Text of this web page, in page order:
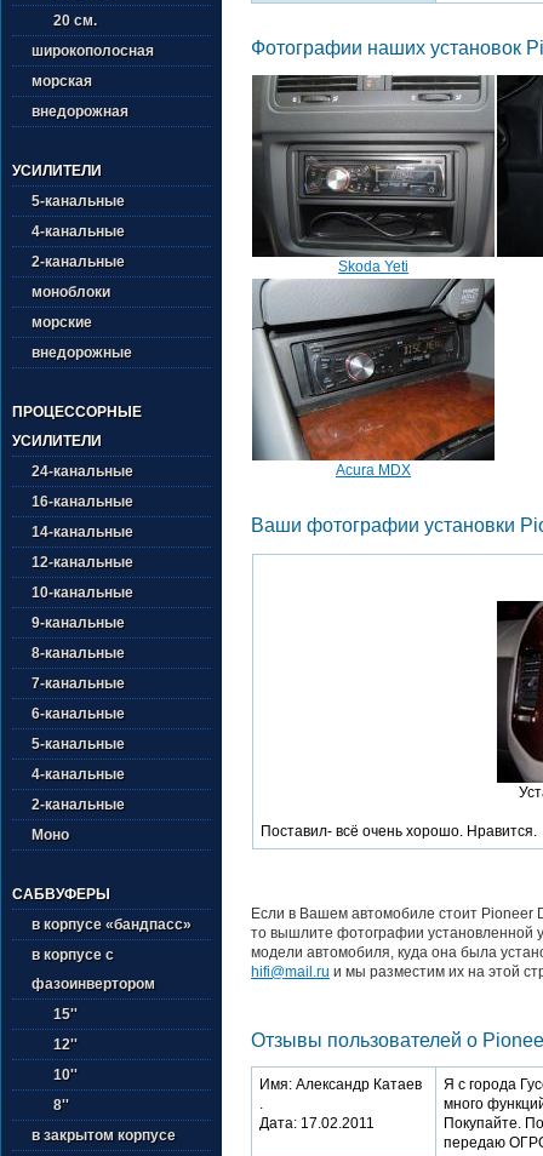
20 см.
широкополосная
морская
внедорожная
УСИЛИТЕЛИ
5-канальные
4-канальные
2-канальные
моноблоки
морские
внедорожные
ПРОЦЕССОРНЫЕ
УСИЛИТЕЛИ
24-канальные
16-канальные
14-канальные
12-канальные
10-канальные
9-канальные
8-канальные
7-канальные
6-канальные
5-канальные
4-канальные
2-канальные
Моно
САБВУФЕРЫ
в корпусе «бандпасс»
в корпусе с
фазоинвертором
15''
12''
10''
8''
в закрытом корпусе
Фотографии наших установок
Skoda Yeti
Acura MDX
Ваши фотографии установки
Поставил- всё очень хорошо. Нравится.
Если в Вашем автомобиле стоит Pioneer
то вышлите фотографии установленной
модели автомобиля, куда она была
hifi@mail.ru и мы разместим их на этой
Отзывы пользователей о
Имя: Александр Катаев
.
Дата: 17.02.2011
Я с города
много
Покупайте.
передаю